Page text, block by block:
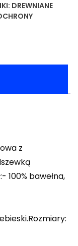
DREWNIANE
z
100% bawełna,